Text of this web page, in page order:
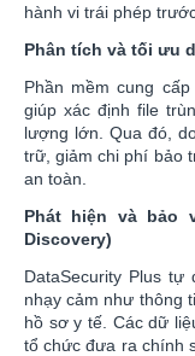
hành vi trái phép
Phân tích và tối ưu
Phần mềm cung
giúp xác định file
lượng lớn. Qua đó,
trữ, giảm chi phí bảo
an toàn.
Phát hiện và bảo
Discovery)
DataSecurity Plus
nhạy cảm như thông
hồ sơ y tế. Các dữ
tổ chức đưa ra chính